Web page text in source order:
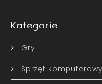
Kategorie
Gry
Sprzęt komputerowy